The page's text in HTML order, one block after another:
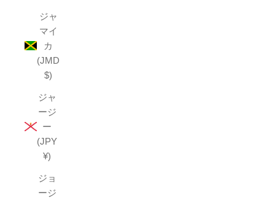
ジャ
マイ
カ
(JMD
$)
ジャ
ージ
ー
(JPY
¥)
ジョ
ージ